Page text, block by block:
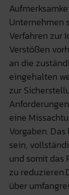
Unternehmen
Verfahren zur
Verstößen
an die
eingehalten
zur
eine
Vorgaben.
sein,
und somit das
zu
über